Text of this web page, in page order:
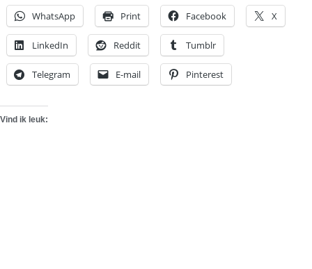
WhatsApp Print Facebook X
LinkedIn Reddit Tumblr
Telegram E-mail Pinterest
Vind ik leuk: